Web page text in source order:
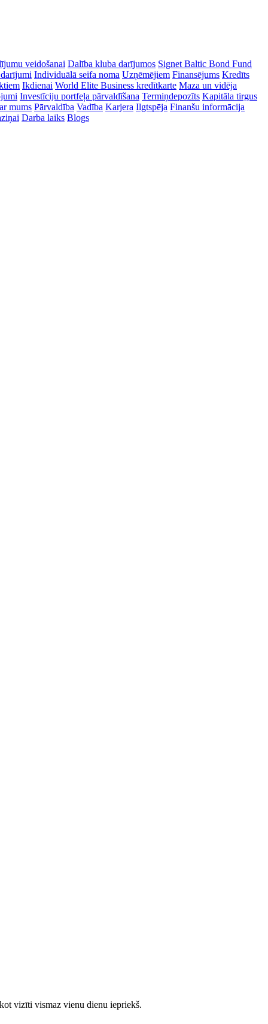
veidošanai Dalība kluba darījumos Signet Baltic Bond Fund
Individuālā seifa noma Uzņēmējiem Finansējums Kredīts
Ikdienai World Elite Business kredītkarte Maza un vidēja
Investīciju portfeļa pārvaldīšana Termiņdepozīts Kapitāla tirgus
mums Pārvaldība Vadība Karjera Ilgtspēja Finanšu informācija
Darba laiks Blogs
vizīti vismaz vienu dienu iepriekš.